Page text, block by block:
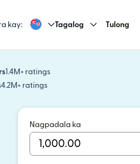
kay: Tagalog Tulong
1.4M+ ratings
(bubukas sa bagong
4.2M+ ratings
(bubukas sa bagong
Nagpadala ka